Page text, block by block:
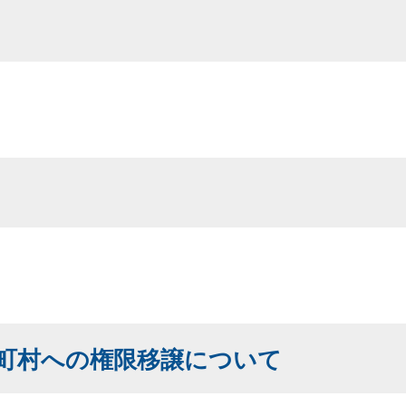
村への権限移譲について